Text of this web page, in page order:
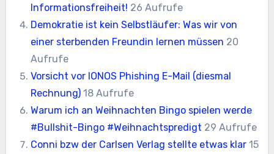
Informationsfreiheit! 26 Aufrufe
Demokratie ist kein Selbstläufer: Was wir von
einer sterbenden Freundin lernen müssen 20
Aufrufe
Vorsicht vor IONOS Phishing E-Mail (diesmal
Rechnung) 18 Aufrufe
Warum ich an Weihnachten Bingo spielen werde
#Bullshit-Bingo #Weihnachtspredigt 29 Aufrufe
Conni bzw der Carlsen Verlag stellte etwas klar 15